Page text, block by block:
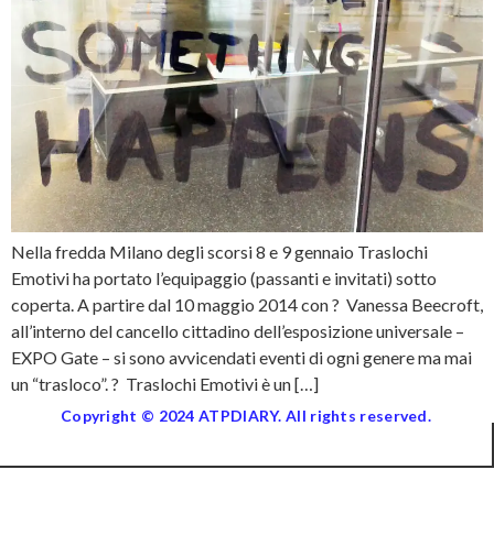
Nella fredda Milano degli scorsi 8 e 9 gennaio Traslochi
Emotivi ha portato l’equipaggio (passanti e invitati) sotto
coperta. A partire dal 10 maggio 2014 con ? Vanessa Beecroft,
all’interno del cancello cittadino dell’esposizione universale –
EXPO Gate – si sono avvicendati eventi di ogni genere ma mai
un “trasloco”. ? Traslochi Emotivi è un […]
Copyright © 2024 ATPDIARY. All rights reserved.